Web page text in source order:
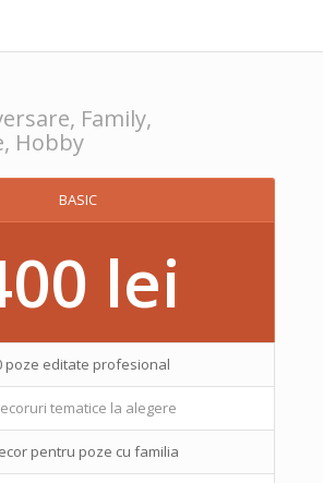
Family,
Hobby
BASIC
lei
poze editate profesional
tematice la alegere
pentru poze cu familia